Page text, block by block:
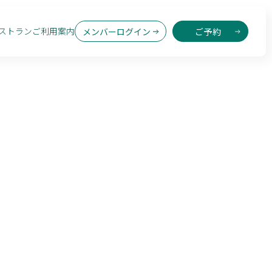
トランご利用案内 メンバーログイン ご予約